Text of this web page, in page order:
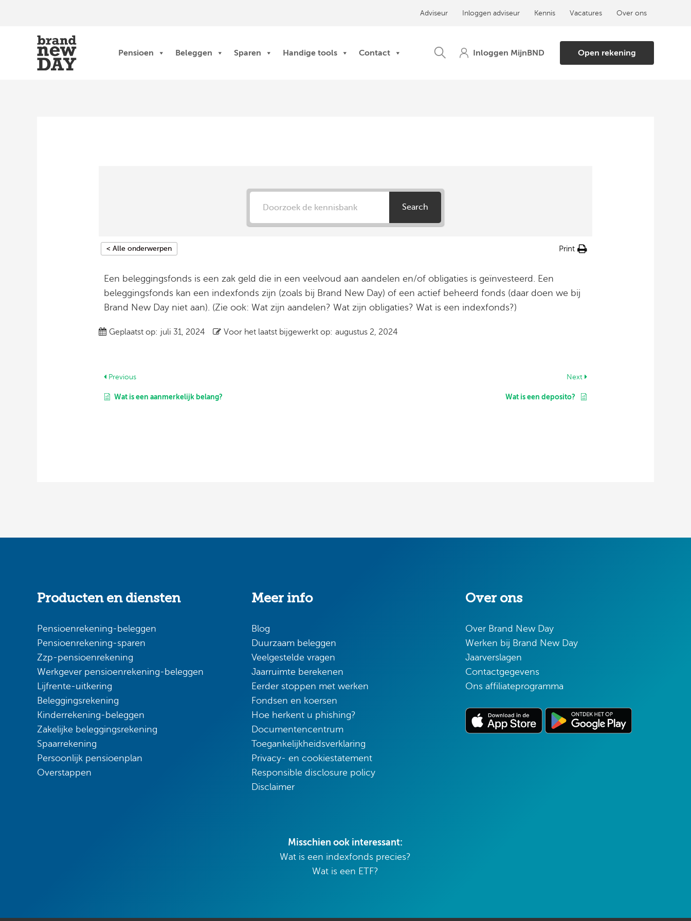
Adviseur Inloggen adviseur Kennis Vacatures Over ons
Pensioen Beleggen Sparen Handige tools Contact Open rekening
Search
< Alle onderwerpen Print
Een beleggingsfonds is een zak geld die in een veelvoud aan aandelen en/of obligaties is geïnvesteerd. Een
beleggingsfonds kan een indexfonds zijn (zoals bij Brand New Day) of een actief beheerd fonds (daar doen we bij
Brand New Day niet aan). (Zie ook: Wat zijn aandelen? Wat zijn obligaties? Wat is een indexfonds?)
Geplaatst op: juli 31, 2024 Voor het laatst bijgewerkt op: augustus 2, 2024
Previous
Wat is een aanmerkelijk belang?
Next
Wat is een deposito?
Producten en diensten
Pensioenrekening-beleggen
Pensioenrekening-sparen
Zzp-pensioenrekening
Werkgever pensioenrekening-beleggen
Lijfrente-uitkering
Beleggingsrekening
Kinderrekening-beleggen
Zakelijke beleggingsrekening
Spaarrekening
Persoonlijk pensioenplan
Overstappen
Meer info
Blog
Duurzaam beleggen
Veelgestelde vragen
Jaarruimte berekenen
Eerder stoppen met werken
Fondsen en koersen
Hoe herkent u phishing?
Documentencentrum
Toegankelijkheidsverklaring
Privacy- en cookiestatement
Responsible disclosure policy
Disclaimer
Misschien ook interessant:
Wat is een indexfonds precies?
Wat is een ETF?
Over ons
Over Brand New Day
Werken bij Brand New Day
Jaarverslagen
Contactgegevens
Ons affiliateprogramma